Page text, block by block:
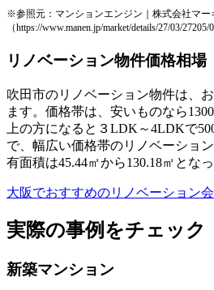
※参照元：マンションエンジン｜株式会社マー
（https://www.manen.jp/market/details/27/03/27205/0/
リノベーション物件価格相場
吹田市のリノベーション物件は、
ます。価格帯は、安いものなら
上の方になると３LDK～4LDKで
で、幅広い価格帯のリノベーショ
有面積は45.44㎡から130.18㎡となっ
大阪でおすすめのリノベーション
実際の事例をチェック
新築マンション